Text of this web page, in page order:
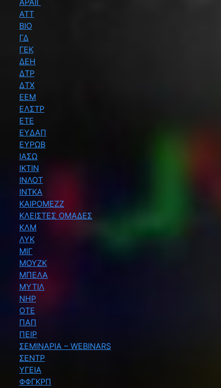
ΑΡΑΙΓ
ΑΤΤ
ΒΙΟ
ΓΔ
ΓΕΚ
ΔΕΗ
ΔΤΡ
ΔΤΧ
ΕΕΜ
ΕΛΣΤΡ
ΕΤΕ
ΕΥΔΑΠ
ΕΥΡΩΒ
ΙΑΣΩ
ΙΚΤΙΝ
ΙΝΛΟΤ
ΙΝΤΚΑ
ΚΑΙΡΟΜΕΖΖ
ΚΛΕΙΣΤΕΣ ΟΜΑΔΕΣ
ΚΛΜ
ΛΥΚ
ΜΙΓ
ΜΟΥΖΚ
ΜΠΕΛΑ
ΜΥΤΙΛ
ΝΗΡ
ΟΤΕ
ΠΑΠ
ΠΕΙΡ
ΣΕΜΙΝΑΡΙΑ – WEBINARS
ΣΕΝΤΡ
ΥΓΕΙΑ
ΦΦΓΚΡΠ